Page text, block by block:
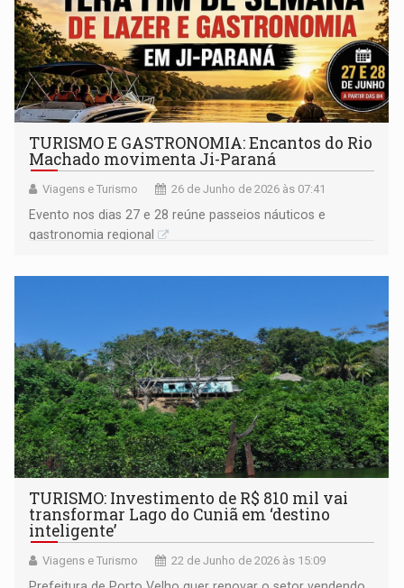
TURISMO E GASTRONOMIA: Encantos do Rio
Machado movimenta Ji-Paraná
Viagens e Turismo 26 de Junho de 2026 às 07:41
Evento nos dias 27 e 28 reúne passeios náuticos e
gastronomia regional
TURISMO: Investimento de R$ 810 mil vai
transformar Lago do Cuniã em ‘destino
inteligente’
Viagens e Turismo 22 de Junho de 2026 às 15:09